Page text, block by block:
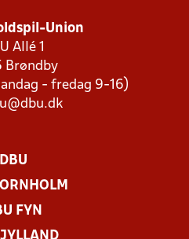
Union
Allé 1
Brøndby
- fredag 9-16)
DBU
FYN